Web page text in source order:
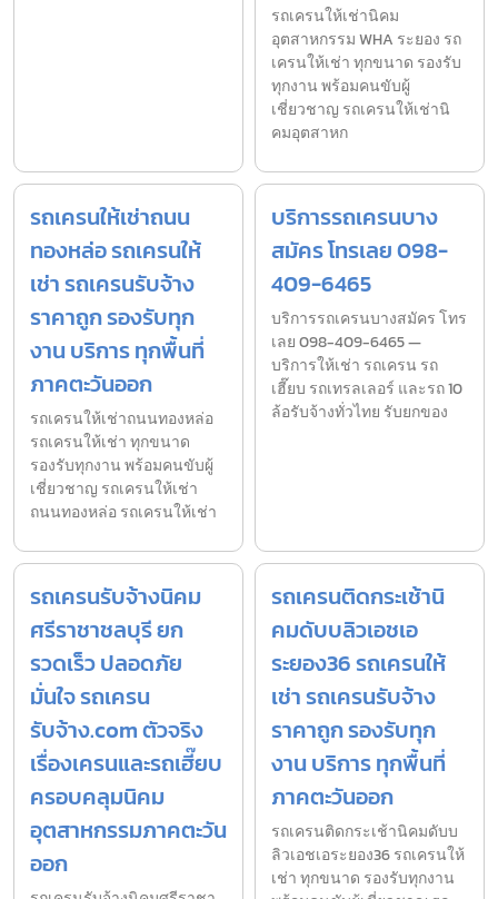
รถเครนให้เช่านิคม
อุตสาหกรรม WHA ระยอง รถ
เครนให้เช่า ทุกขนาด รองรับ
ทุกงาน พร้อมคนขับผู้
เชี่ยวชาญ รถเครนให้เช่านิ
คมอุตสาหก
รถเครนให้เช่าถนน
ทองหล่อ รถเครนให้
เช่า รถเครนรับจ้าง
ราคาถูก รองรับทุก
งาน บริการ ทุกพื้นที่
ภาคตะวันออก
รถเครนให้เช่าถนนทองหล่อ
รถเครนให้เช่า ทุกขนาด
รองรับทุกงาน พร้อมคนขับผู้
เชี่ยวชาญ รถเครนให้เช่า
ถนนทองหล่อ รถเครนให้เช่า
บริการรถเครนบาง
สมัคร โทรเลย 098-
409-6465
บริการรถเครนบางสมัคร โทร
เลย 098-409-6465 —
บริการให้เช่า รถเครน รถ
เฮี๊ยบ รถเทรลเลอร์ และรถ 10
ล้อรับจ้างทั่วไทย รับยกของ
รถเครนรับจ้างนิคม
ศรีราชาชลบุรี ยก
รวดเร็ว ปลอดภัย
มั่นใจ รถเครน
รับจ้าง.com ตัวจริง
เรื่องเครนและรถเฮี๊ยบ
ครอบคลุมนิคม
อุตสาหกรรมภาคตะวัน
ออก
รถเครนติดกระเช้านิ
คมดับบลิวเอชเอ
ระยอง36 รถเครนให้
เช่า รถเครนรับจ้าง
ราคาถูก รองรับทุก
งาน บริการ ทุกพื้นที่
ภาคตะวันออก
รถเครนติดกระเช้านิคมดับบ
ลิวเอชเอระยอง36 รถเครนให้
เช่า ทุกขนาด รองรับทุกงาน